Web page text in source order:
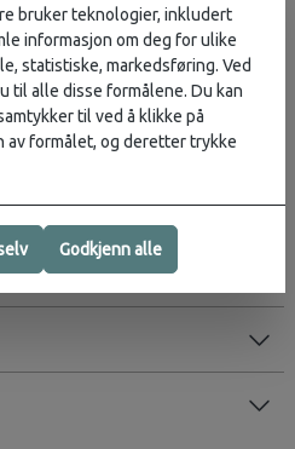
ml
mot støt og merker
Hverdag
bruker teknologier, inkludert
informasjon om deg for ulike
statistiske, markedsføring. Ved
til alle disse formålene. Du kan
til ved å klikke på
av formålet, og deretter trykke
Godkjenn alle